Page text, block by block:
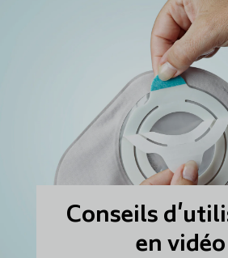
Conseils
en vidéo